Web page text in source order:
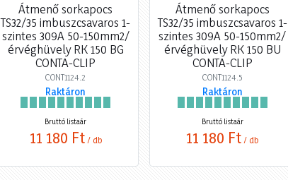
Átmenő sorkapocs
TS32/35 imbuszcsavaros 1-
szintes 309A 50-150mm2/
érvéghüvely RK 150 BG
CONTA-CLIP
CONT1124.2
Raktáron
Bruttó listaár
11 180 Ft / db
Átmenő sorkapocs
TS32/35 imbuszcsavaros 1-
szintes 309A 50-150mm2/
érvéghüvely RK 150 BU
CONTA-CLIP
CONT1124.5
Raktáron
Bruttó listaár
11 180 Ft / db